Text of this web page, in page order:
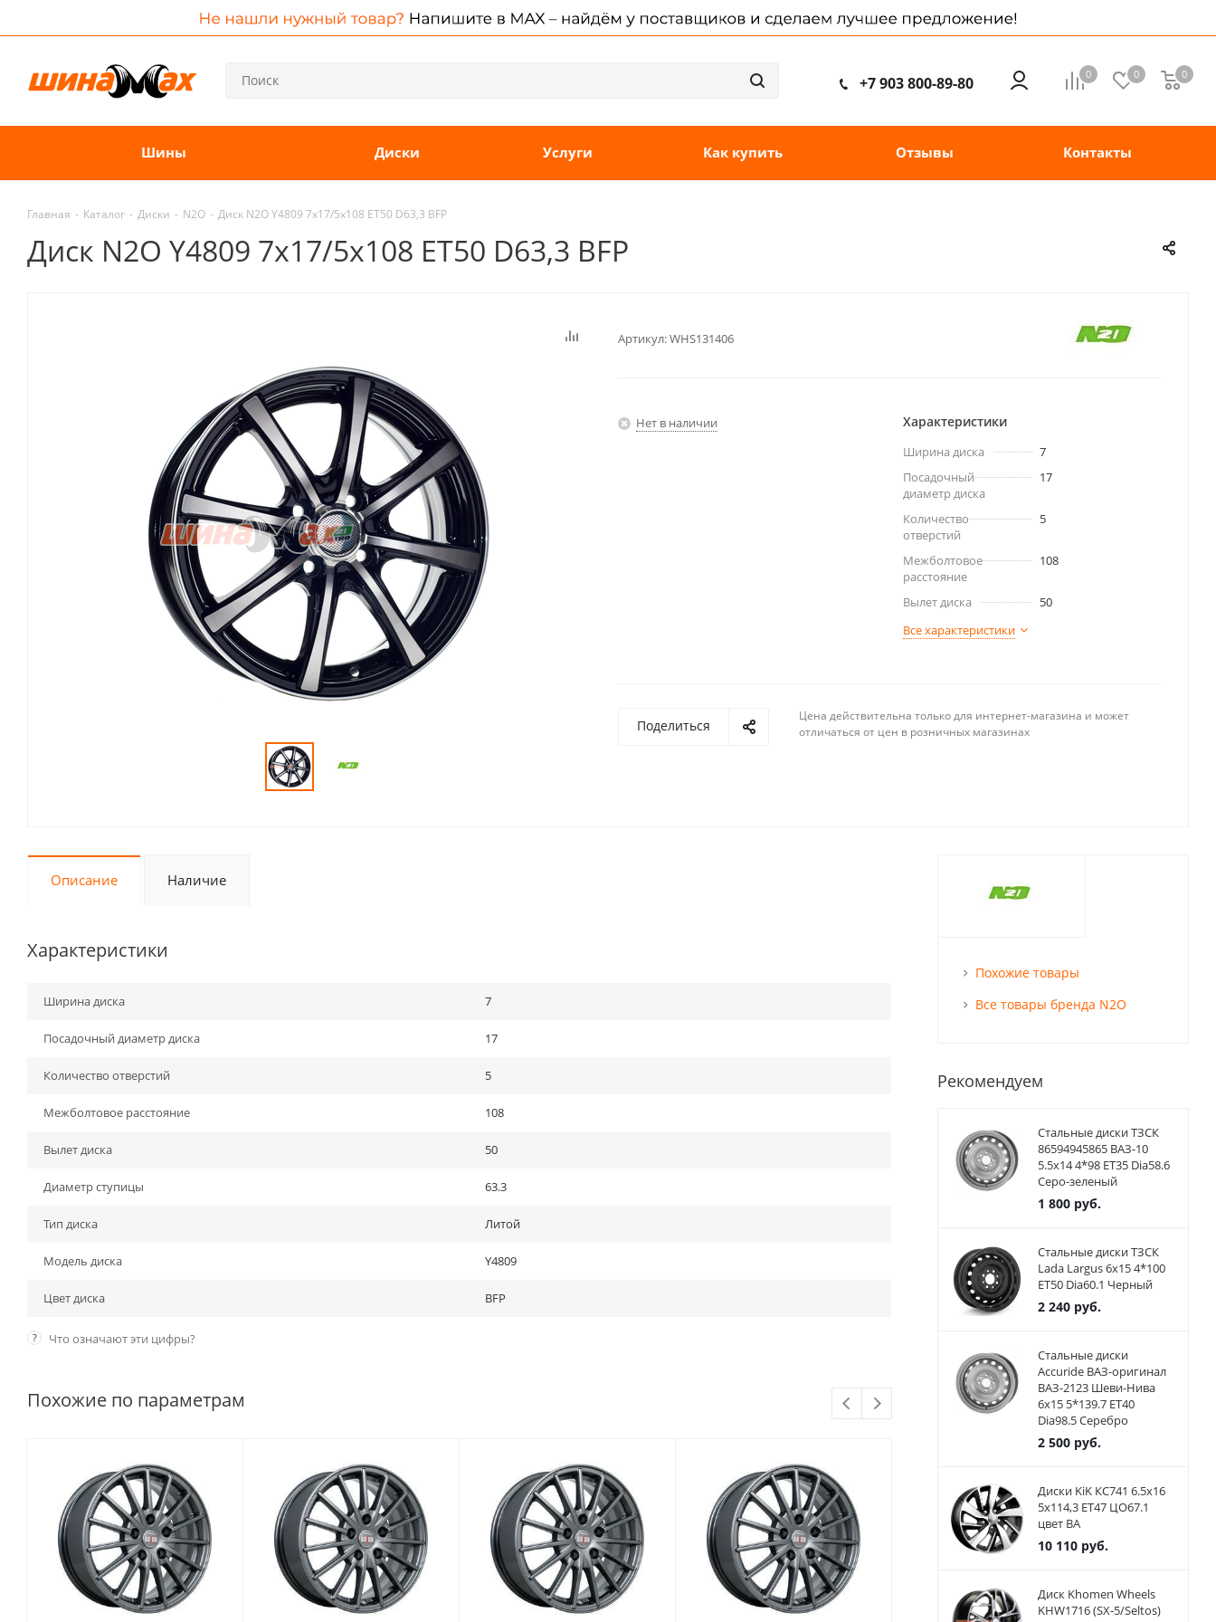
0 0 0
+7 903 800-89-80
Шины Диски Услуги Как купить Отзывы Контакты
Главная - Каталог - Диски - N2O - Диск N2O Y4809 7x17/5x108 ET50 D63,3 BFP
Диск N2O Y4809 7x17/5x108 ET50 D63,3 BFP
Артикул:WHS131406
Нет в наличии Характеристики
Ширина диска
7
Посадочный
диаметр диска
17
Количество
отверстий
5
Межболтовое
расстояние
108
Вылет диска
50
Все характеристики
Поделиться
Цена действительна только для интернет-магазина и может
отличаться от цен в розничных магазинах
Описание Наличие
Характеристики
Ширина диска 7
Посадочный диаметр диска 17
Количество отверстий 5
Межболтовое расстояние 108
Вылет диска 50
Диаметр ступицы 63.3
Тип диска Литой
Модель диска Y4809
Цвет диска BFP
? Что означают эти цифры?
Похожие по параметрам
Похожие товары
Все товары бренда N2O
Рекомендуем
Стальные диски ТЗСК
86594945865 ВАЗ-10
5.5x14 4*98 ET35 Dia58.6
Серо-зеленый
1 800руб.
Стальные диски ТЗСК
Lada Largus 6x15 4*100
ET50 Dia60.1 Черный
2 240руб.
Стальные диски
Accuride ВАЗ-оригинал
ВАЗ-2123 Шеви-Нива
6x15 5*139.7 ET40
Dia98.5 Серебро
2 500руб.
Диски KiK КС741 6.5x16
5x114,3 ET47 ЦО67.1
цвет BA
10 110руб.
Диск Khomen Wheels
KHW1716 (SX-5/Seltos)